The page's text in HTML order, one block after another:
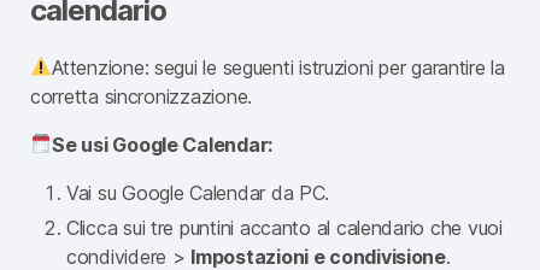
calendario
Attenzione: segui le seguenti istruzioni per garantire la
corretta sincronizzazione.
Se usi Google Calendar:
Vai su Google Calendar da PC.
Clicca sui tre puntini accanto al calendario che vuoi
condividere > Impostazioni e condivisione.